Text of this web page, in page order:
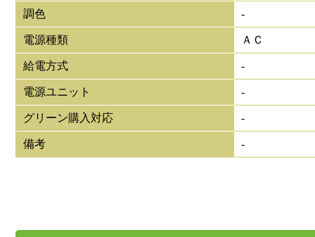
調色 -
電源種類 ＡＣ
給電方式 -
電源ユニット -
グリーン購入対応 -
備考 -